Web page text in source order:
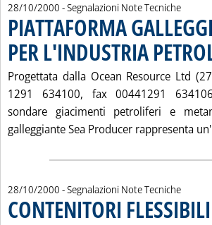
28/10/2000 - Segnalazioni Note Tecniche
PIATTAFORMA
PER L'INDUSTRIA
Progettata dalla Ocean Resource Ltd
1291 634100, fax 00441291
sondare giacimenti petroliferi e
galleggiante Sea Producer rappresenta
28/10/2000 - Segnalazioni Note Tecniche
CONTENITORI